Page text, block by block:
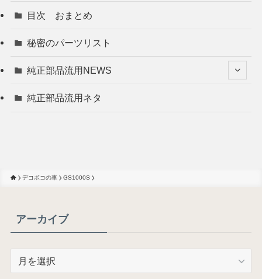
目次 おまとめ
秘密のパーツリスト
純正部品流用NEWS
純正部品流用ネタ
デコボコの車 GS1000S
アーカイブ